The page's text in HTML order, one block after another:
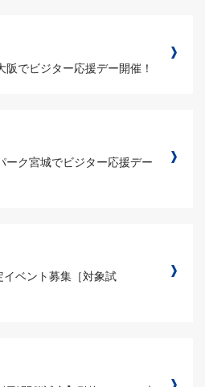
阪でビジター応援デー開催！
ーク宮城でビジター応援デー
ベント募集［対象試